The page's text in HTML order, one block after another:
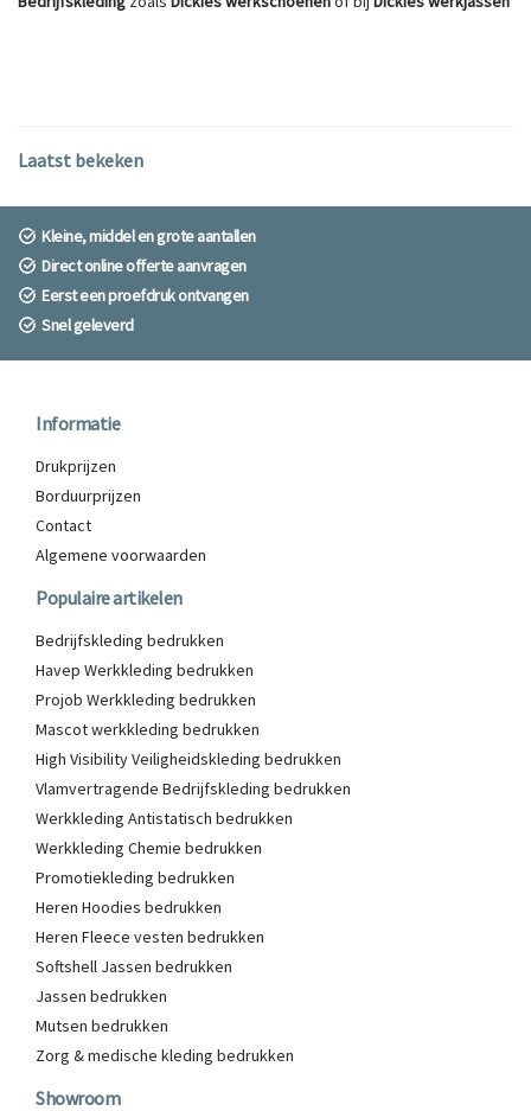
Laatst bekeken
Kleine, middel en grote aantallen
Direct online offerte aanvragen
Eerst een proefdruk ontvangen
Snel geleverd
Informatie
Drukprijzen
Borduurprijzen
Contact
Algemene voorwaarden
Populaire artikelen
Bedrijfskleding bedrukken
Havep Werkkleding bedrukken
Projob Werkkleding bedrukken
Mascot werkkleding bedrukken
High Visibility Veiligheidskleding bedrukken
Vlamvertragende Bedrijfskleding bedrukken
Werkkleding Antistatisch bedrukken
Werkkleding Chemie bedrukken
Promotiekleding bedrukken
Heren Hoodies bedrukken
Heren Fleece vesten bedrukken
Softshell Jassen bedrukken
Jassen bedrukken
Mutsen bedrukken
Zorg & medische kleding bedrukken
Showroom